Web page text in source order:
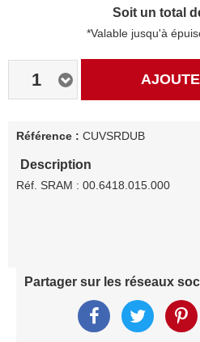
Soit un total
*Valable jusqu'à
1
Référence : CUVSRDUB
Description
Réf. SRAM : 00.6418.015.000
Partager sur les réseaux